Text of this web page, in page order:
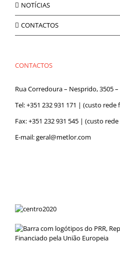
NOTÍCIAS
CONTACTOS
CONTACTOS
Rua Corredoura – Nesprido, 3505 –
Tel:+351 232 931 171 | (custo rede
Fax: +351 232 931 545 | (custo
E-mail:geral@metlor.com